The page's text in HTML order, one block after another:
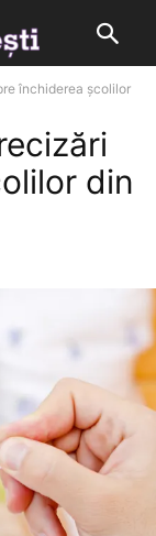
închiderea școlilor
din